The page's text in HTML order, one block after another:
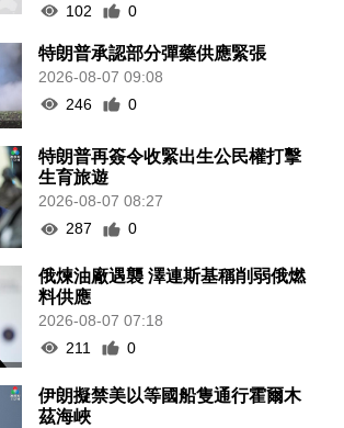
102
0
特朗普承認部分彈藥供應緊張
2026-08-07 09:08
246
0
特朗普再簽令收緊出生公民權打擊
生育旅遊
2026-08-07 08:27
287
0
俄煉油廠遇襲 澤連斯基稱削弱俄燃
料供應
2026-08-07 07:18
211
0
伊朗擬禁美以等國船隻通行霍爾木
茲海峽